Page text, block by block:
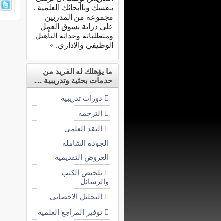
بنفسك وباأبحاثك العلمية .
مجموعة من المدربين
على دراية بسوق العمل
ومتطلباته وحداثة التأهيل
الوظيفي والإداري. »
ما يؤهلك له الفريد من
خدمات بحثية وتدريبية ....
 دورات تدريبيه
 الترجمة
 النقد العلمى
الجودة الشاملة
العروض التقديمية
 تلخيص الكتب
والرسائل
 التحليل الاحصائى
 توفير المراجع العلمية